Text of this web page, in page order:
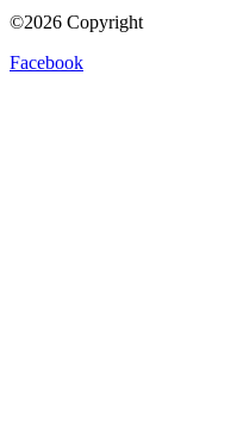
©2026 Copyright
Facebook